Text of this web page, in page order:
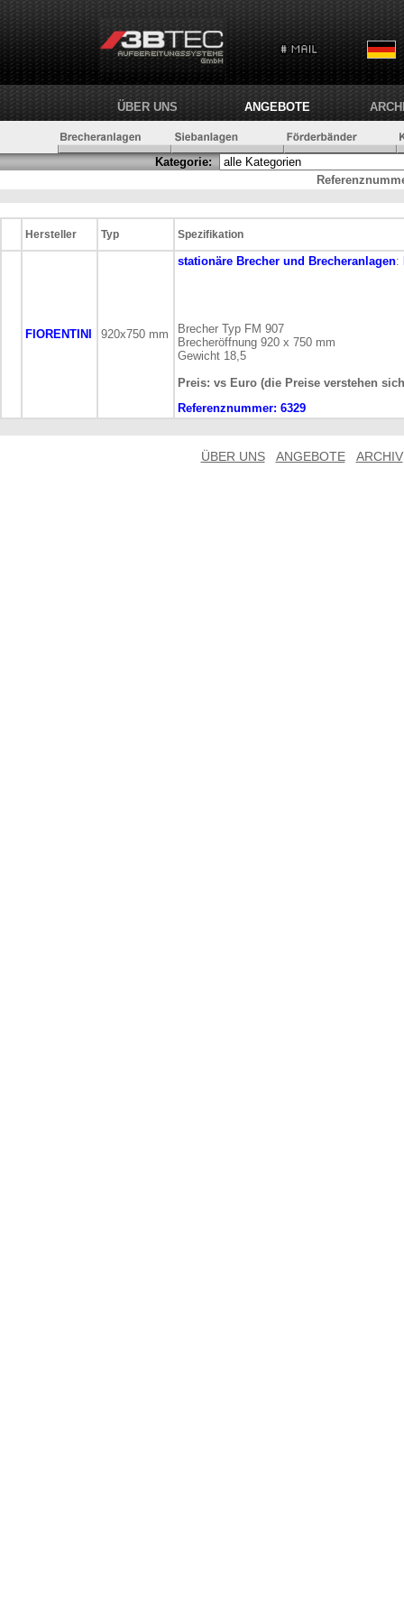
ÜBER UNS ANGEBOTE
Kategorie:
Hersteller Typ Spezifikation
FIORENTINI 920x750 mm
stationäre Brecher und Brecheranlagen:
Brecher Typ FM 907
Brecheröffnung 920 x 750 mm
Gewicht 18,5
Preis: vs Euro (die Preise verstehen
Referenznummer: 6329
ÜBER UNS ANGEBOTE ARCHIV